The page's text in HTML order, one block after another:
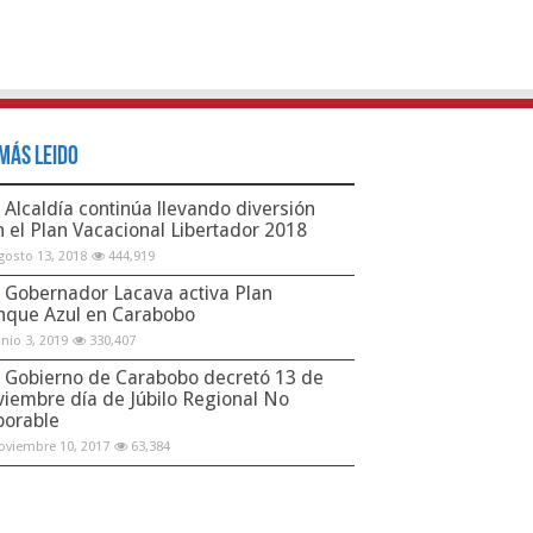
Leido
Alcaldía continúa llevando diversión
el Plan Vacacional Libertador 2018
13, 2018 444,919
Gobernador Lacava activa Plan
Azul en Carabobo
3, 2019 330,407
Gobierno de Carabobo decretó 13 de
día de Júbilo Regional No
10, 2017 63,384